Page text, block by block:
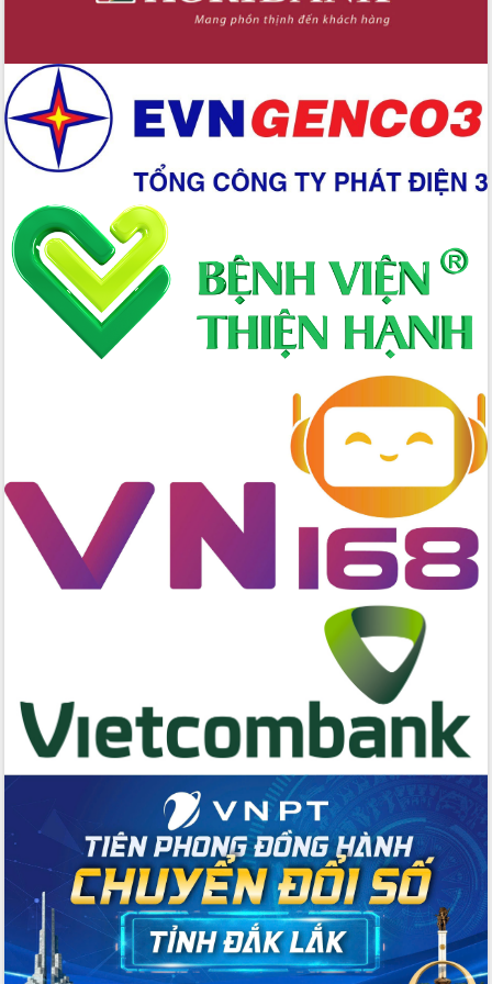
Xây dựng nền hành chính số đồng
Giai đoạn 2026-2030, Đắk Lắk phấn
đấu có 77% xã đạt chuẩn nông thôn
mới
Chuyển đổi số 'mở đường' cho nông
nghiệp Đắk Lắk tăng trưởng bứt phá
Triển khai đồng bộ đo đạc, lập hồ sơ
địa chính, hoàn thiện cơ sở dữ liệu đất
đai
Ứng dụng sinh trắc học - Bước tiến
trong hành trình chuyển đổi số tại Đắk
Đắk Lắk nâng cao hiệu quả công tác
Đảng từ Sổ tay đảng viên điện tử
chuyển đổi số cho cán bộ, công chức
cấp xã
Đắk Lắk phát động hưởng ứng Ngày
Quyền của người tiêu dùng Việt Nam
Lương Văn Chánh năm 2026
Phó Bí thư Tỉnh ủy Đắk Lắk Đỗ Hữu
Huy giữ chức Bí thư Đảng ủy Ủy Ban
Bệnh án điện tử thúc đẩy chuyển đổi
Chuyển đổi số thư viện: Mở rộng
không gian tri thức trong thời đại số
Đánh giá, rút kinh nghiệm công tác tổ
chức diễn tập trước ngày bầu cử
Chương trình “Gặp gỡ hữu nghị –
Friendship Meeting New Year 2026”